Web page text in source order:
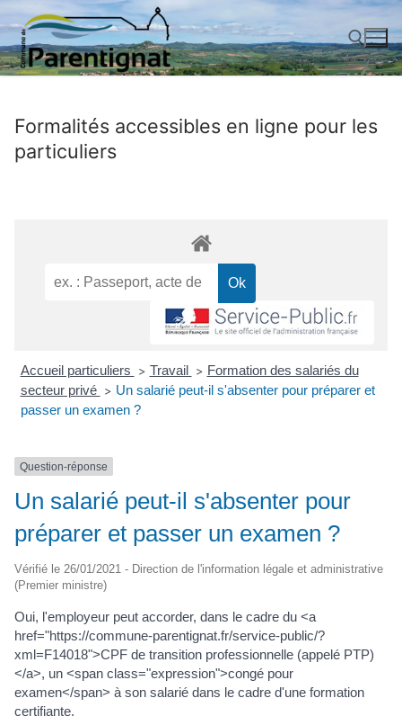
Aller
contenu
Formalités accessibles en ligne pour les
particuliers
Accueil particuliers > Travail > Formation des salariés du
secteur privé > Un salarié peut-il s'absenter pour préparer et
passer un examen ?
Question-réponse
Un salarié peut-il s'absenter pour
préparer et passer un examen ?
Vérifié le 26/01/2021 - Direction de l'information légale et administrative
(Premier ministre)
Oui, l'employeur peut accorder, dans le cadre du <a
href="https://commune-parentignat.fr/service-public/?
xml=F14018">CPF de transition professionnelle (appelé PTP)
</a>, un <span class="expression">congé pour
examen</span> à son salarié dans le cadre d'une formation
certifiante.